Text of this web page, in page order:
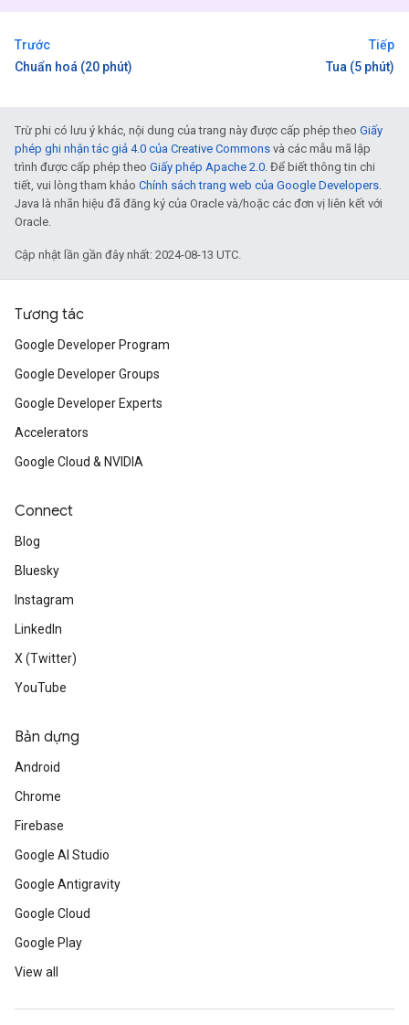
Trước
Chuẩn hoá (20 phút)
Tiếp
Tua (5 phút)
Trừ phi có lưu ý khác, nội dung của trang này được cấp phép theo Giấy
phép ghi nhận tác giả 4.0 của Creative Commons và các mẫu mã lập
trình được cấp phép theo Giấy phép Apache 2.0 . Để biết thông tin chi
tiết, vui lòng tham khảo Chính sách trang web của Google Developers
Java là nhãn hiệu đã đăng ký của Oracle và/hoặc các đơn vị liên kết với
Oracle.
Cập nhật lần gần đây nhất: 2024-08-13 UTC.
Tương tác
Google Developer Program
Google Developer Groups
Google Developer Experts
Accelerators
Google Cloud & NVIDIA
Connect
Blog
Bluesky
Instagram
LinkedIn
X (Twitter)
YouTube
Bản dựng
Android
Chrome
Firebase
Google AI Studio
Google Antigravity
Google Cloud
Google Play
View all